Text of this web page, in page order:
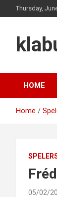
to
Thursday,
HOME
Home
05/02/